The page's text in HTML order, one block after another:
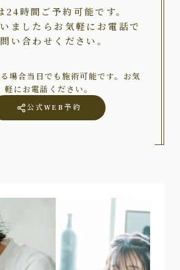
24時間ご予約可能です。
ましたらお気軽にお電話で
い合わせください。
場合当日でも施術可能です。お気
軽にお電話ください。
公式WEB予約